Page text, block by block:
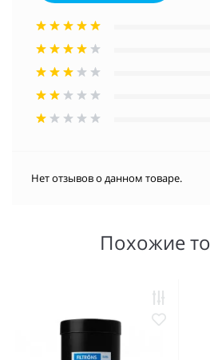
Нет отзывов о данном товаре.
Похожие